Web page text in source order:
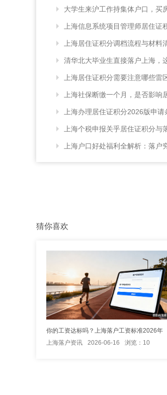
大学生来沪工作持集体户口，买
上海信息系统项目管理师居住证
上海居住证积分调档流程与材料
清华北大毕业生直接落户上海，
上海居住证积分需要注意哪些雷
上海社保断缴一个月，是否影响
上海办理居住证积分2026版申请
上海个税申报关乎居住证积分与
上海户口好处福利全解析：落户
猜你喜欢
你的工资达标吗？上海落户工资标准2026年
上海落户资讯
2026-06-16 浏览：10